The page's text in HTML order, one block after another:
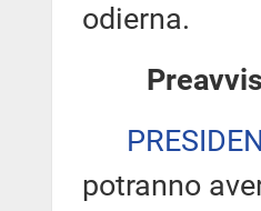
odierna.
potranno